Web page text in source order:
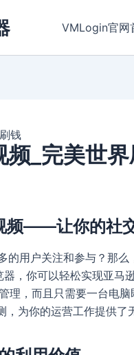
VMLogin官网
钱
_完美世
——让你的社
的用户关注和参与？那
，你可以轻松实现亚马
理，而且只需要一台电
为你的运营工作提供了